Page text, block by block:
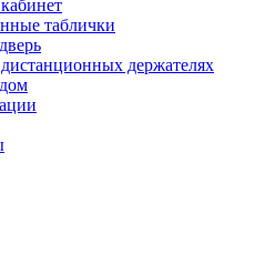
таблички
держателях